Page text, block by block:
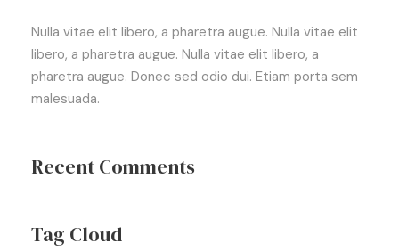
Nulla vitae elit libero, a pharetra augue. Nulla vitae elit
libero, a pharetra augue. Nulla vitae elit libero, a
pharetra augue. Donec sed odio dui. Etiam porta sem
malesuada.
Recent Comments
Tag Cloud